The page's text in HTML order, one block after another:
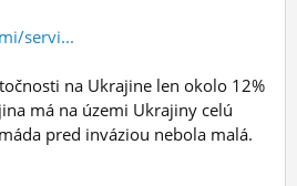
servi...
na Ukrajine len okolo 12%
má na územi Ukrajiny celú
pred inváziou nebola malá.